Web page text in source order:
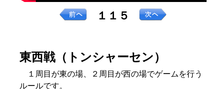
１１５
東西戦（トンシャーセン）
１周目が東の場、２周目が西の場でゲームを行う
ルールです。